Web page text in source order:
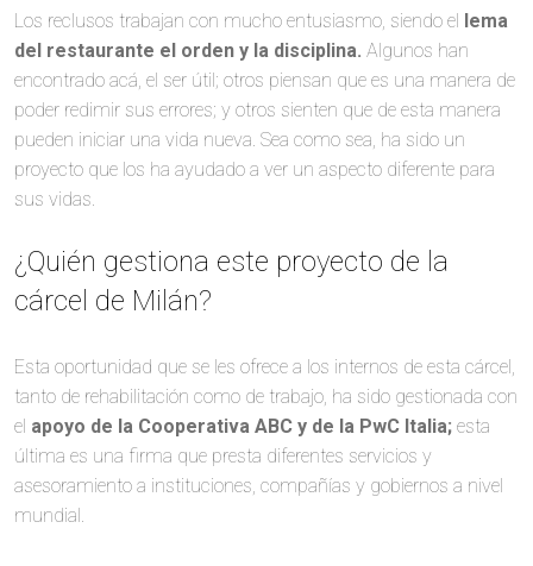
Los reclusos trabajan con mucho entusiasmo, siendo el lema
del restaurante el orden y la disciplina. Algunos han
encontrado acá, el ser útil; otros piensan que es una manera de
poder redimir sus errores; y otros sienten que de esta manera
pueden iniciar una vida nueva. Sea como sea, ha sido un
proyecto que los ha ayudado a ver un aspecto diferente para
sus vidas.
¿Quién gestiona este proyecto de la
cárcel de Milán?
Esta oportunidad que se les ofrece a los internos de esta cárcel,
tanto de rehabilitación como de trabajo, ha sido gestionada con
el apoyo de la Cooperativa ABC y de la PwC Italia; esta
última es una firma que presta diferentes servicios y
asesoramiento a instituciones, compañías y gobiernos a nivel
mundial.